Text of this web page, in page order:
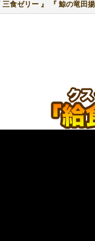
三食ゼリー 』 『 鯨の竜田